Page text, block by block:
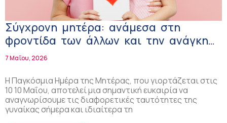
Σύγχρονη μητέρα: ανάμεσα στη
φροντίδα των άλλων και την ανάγκη
για φροντίδα του εαυτού της
7 Μαΐου, 2026
Η Παγκόσμια Ημέρα της Μητέρας, που γιορτάζεται στις
10 10 Μαΐου, αποτελεί μια σημαντική ευκαιρία να
αναγνωρίσουμε τις διαφορετικές ταυτότητες της
γυναίκας σήμερα και ιδιαίτερα τη